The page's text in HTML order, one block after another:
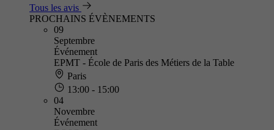
Tous les avis
PROCHAINS ÉVÈNEMENTS
09
Septembre
Événement
EPMT - École de Paris des Métiers de la Table
Paris
13:00 - 15:00
04
Novembre
Événement